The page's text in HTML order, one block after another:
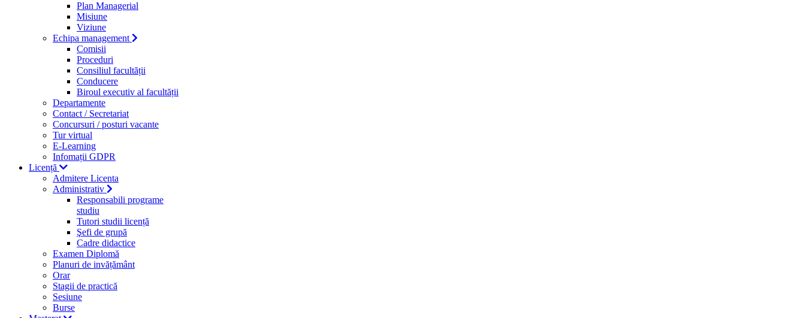
Plan Managerial
Misiune
Viziune
Echipa management
Comisii
Proceduri
Consiliul facultății
Conducere
Biroul executiv al facultății
Departamente
Contact / Secretariat
Concursuri / posturi vacante
Tur virtual
E-Learning
Infomații GDPR
Licență
Admitere Licenta
Administrativ
Responsabili programe
studiu
Tutori studii licență
Şefi de grupă
Cadre didactice
Examen Diplomă
Planuri de invățământ
Orar
Stagii de practică
Sesiune
Burse